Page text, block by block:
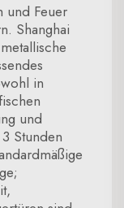
und Feuer
Shanghai
in
und
Stunden